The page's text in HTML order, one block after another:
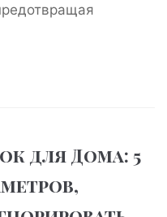
для Дома: 5